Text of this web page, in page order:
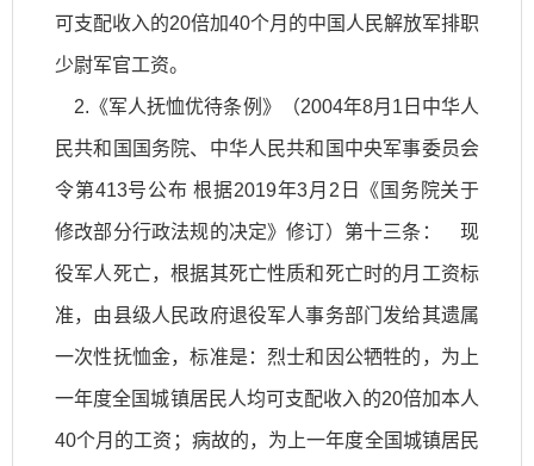
可支配收入的20倍加40个月的中国人民解放军排职
少尉军官工资。
2.《军人抚恤优待条例》（2004年8月1日中华人
民共和国国务院、中华人民共和国中央军事委员会
令第413号公布 根据2019年3月2日《国务院关于
修改部分行政法规的决定》修订）第十三条： 现
役军人死亡，根据其死亡性质和死亡时的月工资标
准，由县级人民政府退役军人事务部门发给其遗属
一次性抚恤金，标准是：烈士和因公牺牲的，为上
一年度全国城镇居民人均可支配收入的20倍加本人
40个月的工资；病故的，为上一年度全国城镇居民